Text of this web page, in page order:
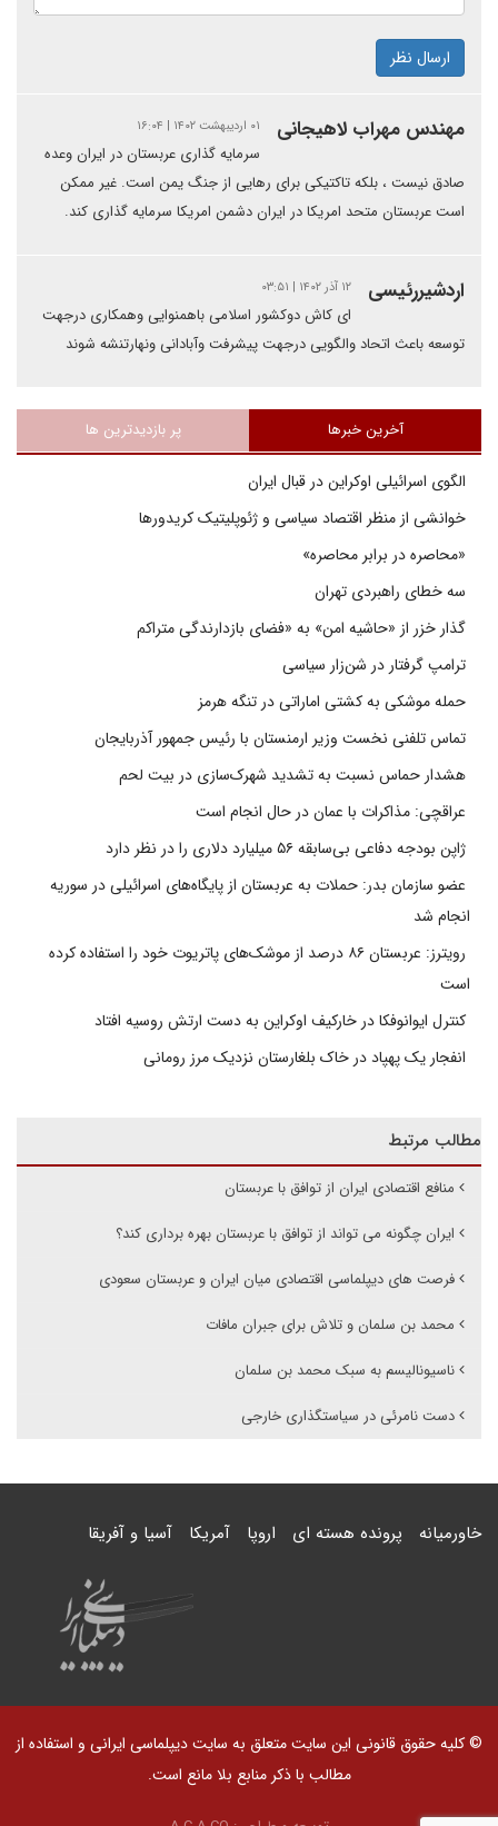
ارسال نظر
مهندس مهراب لاهیجانی ۰۱ اردیبهشت ۱۴۰۲ | ۱۶:۰۴
سرمایه گذاری عربستان در ایران وعده
صادق نیست ، بلکه تاکتیکی برای رهایی از جنگ یمن است. غیر ممکن
است عربستان متحد امریکا در ایران دشمن امریکا سرمایه گذاری کند.
اردشیررئیسی ۱۲ آذر ۱۴۰۲ | ۰۳:۵۱
ای کاش دوکشور اسلامی باهمنوایی وهمکاری درجهت
توسعه باعث اتحاد والگویی درجهت پیشرفت وآبادانی ونهارتنشه شوند
آخرین خبرها پر بازدیدترین ها
الگوی اسرائیلی اوکراین در قبال ایران
خوانشی از منظر اقتصاد سیاسی و ژئوپلیتیک کریدورها
«محاصره در برابر محاصره»
سه خطای راهبردی تهران
گذار خزر از «حاشیه امن» به «فضای بازدارندگی متراکم
ترامپ گرفتار در شن‌زار سیاسی
حمله موشکی به کشتی اماراتی در تنگه هرمز
تماس تلفنی نخست وزیر ارمنستان با رئیس جمهور آذربایجان
هشدار حماس نسبت به تشدید شهرک‌سازی در بیت‌ لحم
عراقچی: مذاکرات با عمان در حال انجام است
ژاپن بودجه دفاعی بی‌سابقه ۵۶ میلیارد دلاری را در نظر دارد
عضو سازمان بدر: حملات به عربستان از پایگاه‌های اسرائیلی در سوریه
انجام شد
رویترز: عربستان ۸۶ درصد از موشک‌های پاتریوت خود را استفاده کرده
است
کنترل ایوانوفکا در خارکیف اوکراین به دست ارتش روسیه افتاد
انفجار یک پهپاد در خاک بلغارستان نزدیک مرز رومانی
مطالب مرتبط
منافع اقتصادی ایران از توافق با عربستان
ایران چگونه می تواند از توافق با عربستان بهره برداری کند؟
فرصت های دیپلماسی اقتصادی میان ایران و عربستان سعودی
محمد بن سلمان و تلاش برای جبران مافات
ناسیونالیسم به سبک محمد بن سلمان
دست نامرئی در سیاستگذاری خارجی
خاورمیانه پرونده هسته ای اروپا آمریکا آسیا و آفریقا
© کلیه حقوق قانونی این سایت متعلق به سایت دیپلماسی ایرانی و استفاده از
مطالب با ذکر منابع بلا مانع است.